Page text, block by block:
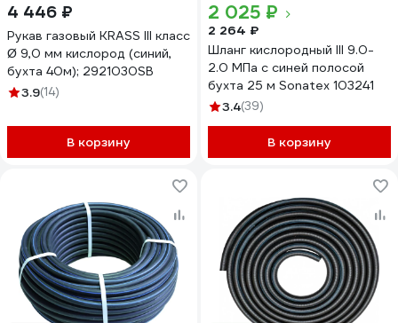
4 446 ₽
Рукав газовый KRASS III класс
Ø 9,0 мм кислород (синий,
бухта 40м); 2921030SB
3.9(14)
В корзину
2 025 ₽
2 264 ₽
Шланг кислородный III 9.0-
2.0 МПа с синей полосой
бухта 25 м Sonatex 103241
3.4(39)
В корзину